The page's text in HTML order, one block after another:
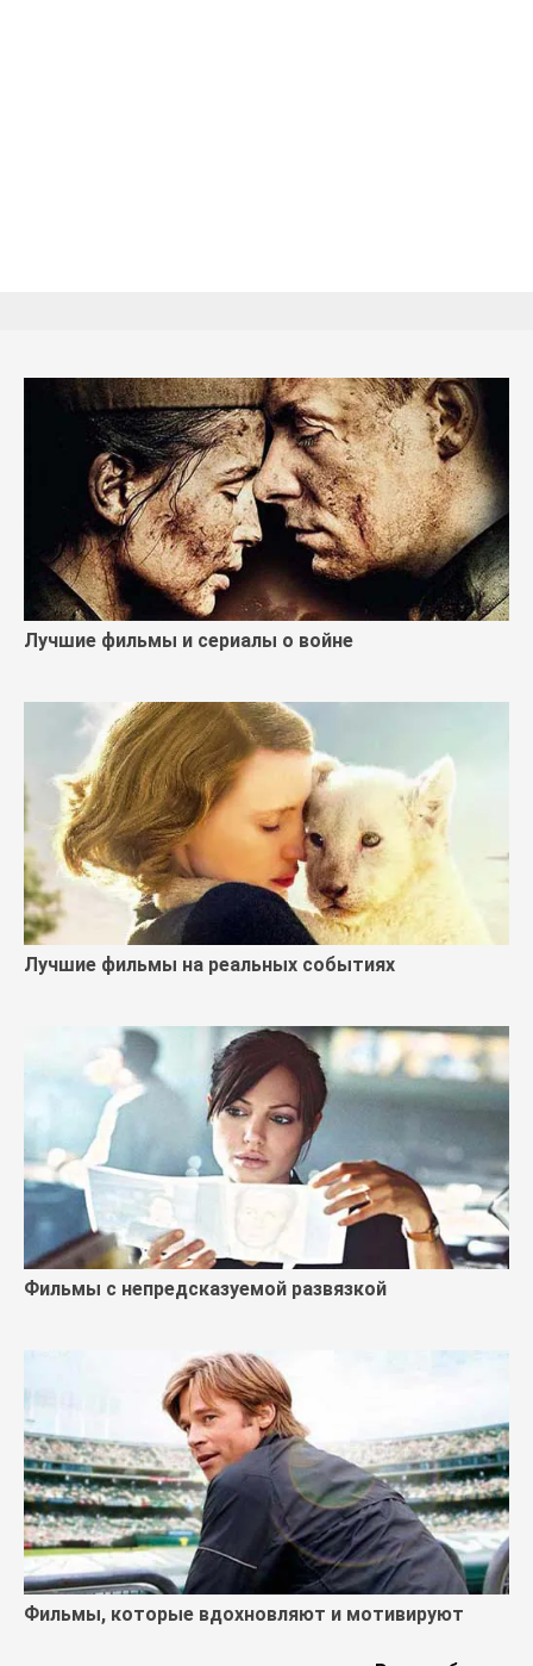
Лучшие фильмы и сериалы о войне
Лучшие фильмы на реальных событиях
Фильмы с непредсказуемой развязкой
Фильмы, которые вдохновляют и мотивируют